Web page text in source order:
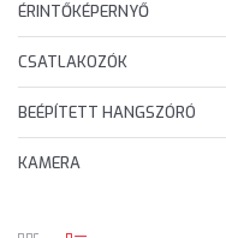
ÉRINTŐKÉPERNYŐ
CSATLAKOZÓK
BEÉPÍTETT HANGSZÓRÓ
KAMERA